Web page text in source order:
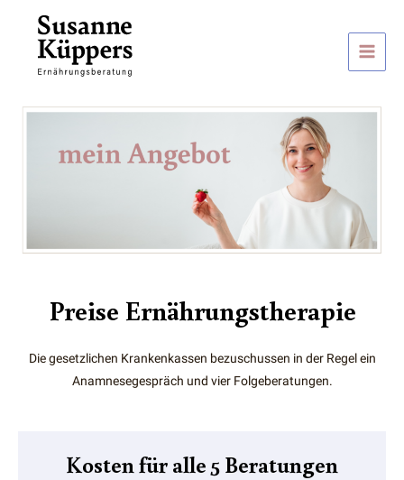
springen
Main
Menu
Preise Ernährungstherapie
Die gesetzlichen Krankenkassen bezuschussen in der Regel ein
Anamnesegespräch und vier Folgeberatungen.
Kosten für alle 5 Beratungen